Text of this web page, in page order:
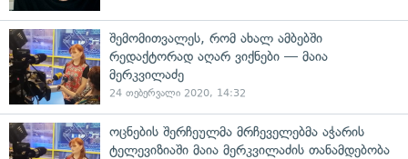
შემომითვალეს, რომ ახალ ამბებში
რედაქტორად აღარ ვიქნები — მაია
მერკვილაძე
24 თებერვალი 2020, 14:32
ოცნების შერჩეულმა მრჩეველებმა აჭარის
ტელევიზიაში მაია მერკვილაძის თანამდებობა